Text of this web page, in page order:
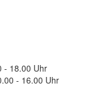
- 18.00 Uhr
- 16.00 Uhr